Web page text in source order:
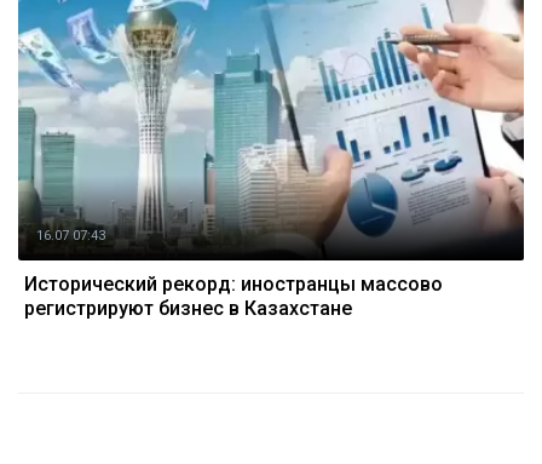
16.07 07:43
Исторический рекорд: иностранцы массово
регистрируют бизнес в Казахстане